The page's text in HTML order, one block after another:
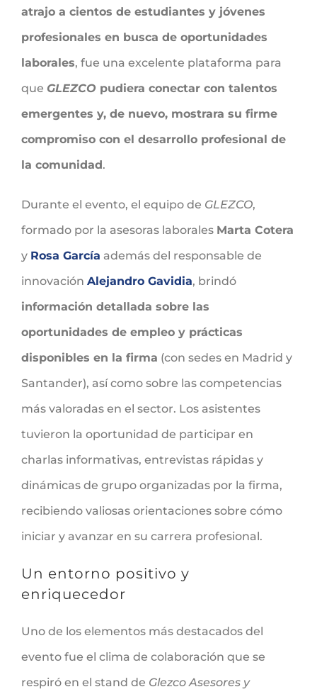
atrajo a cientos de estudiantes y jóvenes
profesionales en busca de oportunidades
laborales, fue una excelente plataforma para
que GLEZCO pudiera conectar con talentos
emergentes y, de nuevo, mostrara su firme
compromiso con el desarrollo profesional de
la comunidad.
Durante el evento, el equipo de GLEZCO,
formado por la asesoras laborales Marta Cotera
y Rosa García además del responsable de
innovación Alejandro Gavidia, brindó
información detallada sobre las
oportunidades de empleo y prácticas
disponibles en la firma (con sedes en Madrid y
Santander), así como sobre las competencias
más valoradas en el sector. Los asistentes
tuvieron la oportunidad de participar en
charlas informativas, entrevistas rápidas y
dinámicas de grupo organizadas por la firma,
recibiendo valiosas orientaciones sobre cómo
iniciar y avanzar en su carrera profesional.
Un entorno positivo y
enriquecedor
Uno de los elementos más destacados del
evento fue el clima de colaboración que se
respiró en el stand de Glezco Asesores y